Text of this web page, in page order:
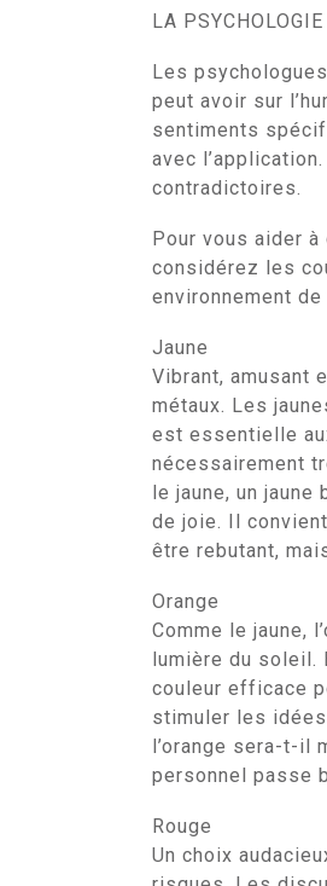
LA
Les
peut avoir sur
sentiments
avec
contradictoires.
Pour vous aider
considérez les
environnement de
Jaune
Vibrant, amusant
métaux. Les
est essentielle
nécessairement
le jaune, un
de joie. Il
être rebutant,
Orange
Comme le jaune,
lumière du soleil.
couleur efficace
stimuler les
l’orange sera-t-il
personnel passe
Rouge
Un choix